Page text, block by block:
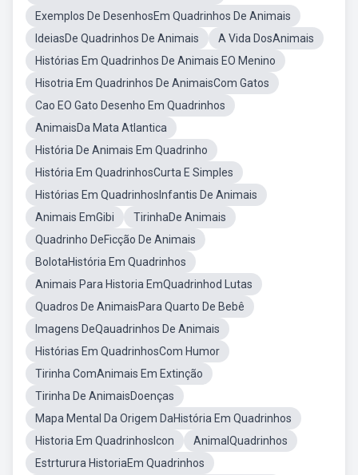
Exemplos De DesenhosEm Quadrinhos De Animais
IdeiasDe Quadrinhos De Animais
A Vida DosAnimais
Histórias Em Quadrinhos De Animais EO Menino
Hisotria Em Quadrinhos De AnimaisCom Gatos
Cao EO Gato Desenho Em Quadrinhos
AnimaisDa Mata Atlantica
História De Animais Em Quadrinho
História Em QuadrinhosCurta E Simples
Histórias Em QuadrinhosInfantis De Animais
Animais EmGibi
TirinhaDe Animais
Quadrinho DeFicção De Animais
BolotaHistória Em Quadrinhos
Animais Para Historia EmQuadrinhod Lutas
Quadros De AnimaisPara Quarto De Bebê
Imagens DeQauadrinhos De Animais
Histórias Em QuadrinhosCom Humor
Tirinha ComAnimais Em Extinção
Tirinha De AnimaisDoenças
Mapa Mental Da Origem DaHistória Em Quadrinhos
Historia Em QuadrinhosIcon
AnimalQuadrinhos
Estrturura HistoriaEm Quadrinhos